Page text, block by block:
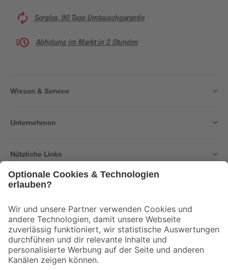
Sorglos, 90 Tage Umtauschgarantie
Abholung im Markt in 2 Stunden
Wissen & Service
Unternehmen
Nützliche Links
Der toom Newsletter: Keine Angebote und Aktionen mehr verpassen!
Zur Newsletter Anmeldung
Folge uns